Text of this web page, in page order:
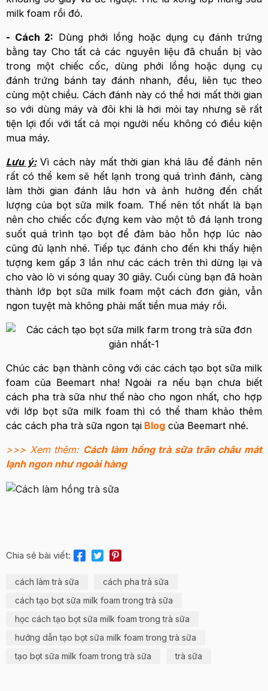
milk foam rồi đó.
- Cách 2: Dùng phới lồng hoặc dụng cụ đánh trứng
bằng tay Cho tất cả các nguyên liệu đã chuẩn bị vào
trong một chiếc cốc, dùng phới lồng hoặc dụng cụ
đánh trứng bánh tay đánh nhanh, đều, liên tục theo
cùng một chiều. Cách đánh này có thể hơi mất thời gian
so với dùng máy và đôi khi là hơi mỏi tay nhưng sẽ rất
tiện lợi đối với tất cả mọi người nếu không có điều kiện
mua máy.
Lưu ý:Vì cách này mất thời gian khá lâu để đánh nên
rất có thể kem sẽ hết lạnh trong quá trình đánh, càng
làm thời gian đánh lâu hơn và ảnh hưởng đến chất
lượng của bọt sữa milk foam. Thế nên tốt nhất là bạn
nên cho chiếc cốc đựng kem vào một tô đá lạnh trong
suốt quá trình tạo bọt để đảm bảo hỗn hợp lúc nào
cũng đủ lạnh nhé. Tiếp tục đánh cho đến khi thấy hiện
tượng kem gấp 3 lần như các cách trên thì dừng lại và
cho vào lò vi sóng quay 30 giây. Cuối cùng bạn đã hoàn
thành lớp bọt sữa milk foam một cách đơn giản, vẫn
ngon tuyệt mà không phải mất tiền mua máy rồi.
Chúc các bạn thành công với các cách tạo bọt sữa milk
foam của Beemart nha! Ngoài ra nếu bạn chưa biết
cách pha trà sữa như thế nào cho ngon nhất, cho hợp
với lớp bọt sữa milk foam thì có thể tham khảo thêm
các cách pha trà sữa ngon tại Blog của Beemart nhé.
>>> Xem thêm: Cách làm hồng trà sữa trân châu mát
lạnh ngon như ngoài hàng
Chia sẻ bài viết:
cách làm trà sữa
cách pha trà sữa
cách tạo bọt sữa milk foam trong trà sữa
học cách tạo bọt sữa milk foam trong trà sữa
hướng dẫn tạo bọt sữa milk foam trong trà sữa
tạo bọt sữa milk foam trong trà sữa
trà sữa